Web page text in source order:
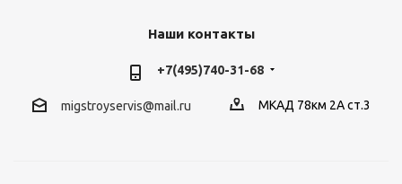
Наши контакты
+7(495)740-31-68
migstroyservis@mail.ru МКАД 78км 2А ст.3